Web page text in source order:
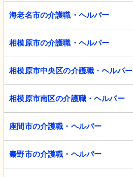
海老名市の介護職・ヘルパー
相模原市の介護職・ヘルパー
相模原市中央区の介護職・ヘルパー
相模原市南区の介護職・ヘルパー
座間市の介護職・ヘルパー
秦野市の介護職・ヘルパー